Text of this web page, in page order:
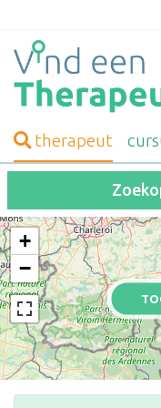
therapeut
+
−